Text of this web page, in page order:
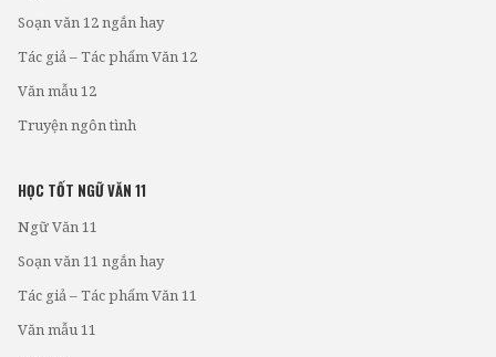
Soạn văn 12 ngắn hay
Tác giả – Tác phẩm Văn 12
Văn mẫu 12
Truyện ngôn tình
HỌC TỐT NGỮ VĂN 11
Ngữ Văn 11
Soạn văn 11 ngắn hay
Tác giả – Tác phẩm Văn 11
Văn mẫu 11